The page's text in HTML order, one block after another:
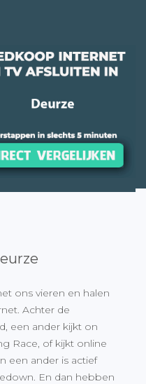
ons vieren en halen
Achter de
een ander kijkt on
Race, of kijkt online
een ander is actief
En dan hebben